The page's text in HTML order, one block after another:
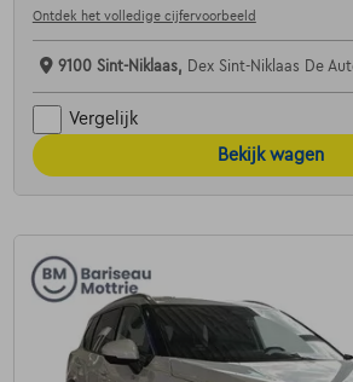
Ontdek het volledige cijfervoorbeeld
9100 Sint-Niklaas, Dex Sint-Niklaas De
Vergelijk
Bekijk wagen